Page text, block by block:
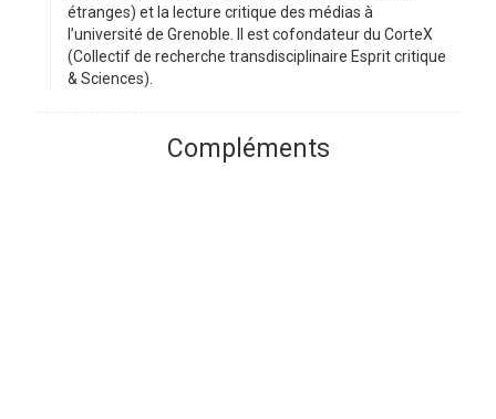
étranges) et la lecture critique des médias à
l’université de Grenoble. Il est cofondateur du CorteX
(Collectif de recherche transdisciplinaire Esprit critique
& Sciences).
Compléments